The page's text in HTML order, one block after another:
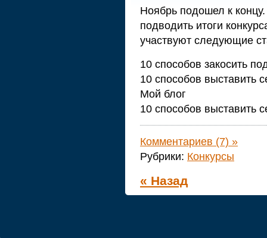
Ноябрь подошел к
подводить итоги
участвуют следующие
10 способов закосить
10 способов выставить
Мой блог
10 способов выставить
Комментариев (7) »
Рубрики: Конкурсы
« Назад